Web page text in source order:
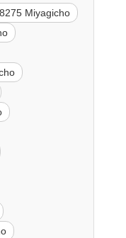
Miyagicho